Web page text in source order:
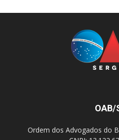
OAB/
Ordem dos Advogados do